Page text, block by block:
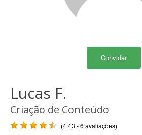
Convidar
Lucas F.
Criação de Conteúdo
(4.43 - 6 avaliações)